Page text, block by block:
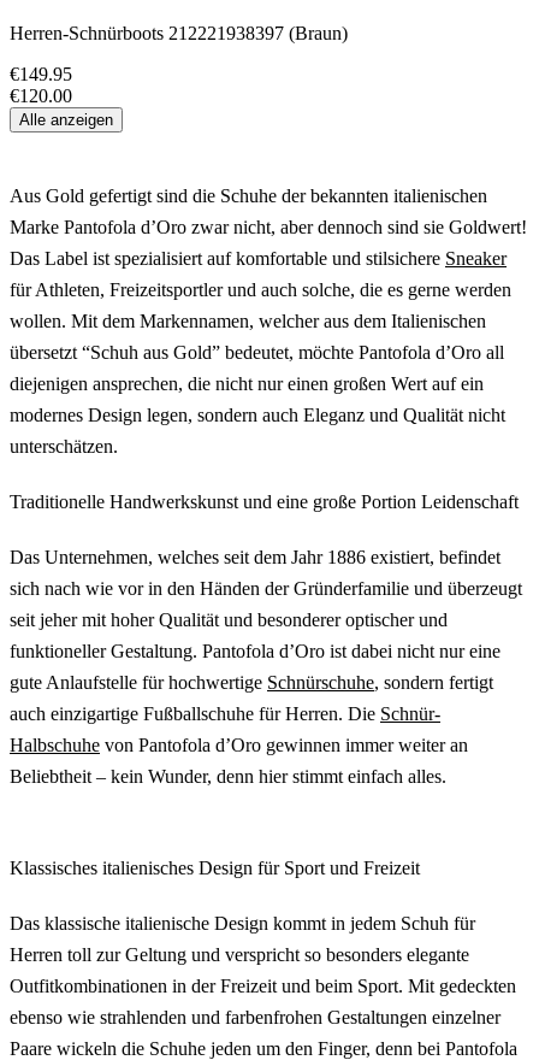
Herren-Schnürboots 212221938397 (Braun)
€149.95
€120.00
Alle anzeigen
Aus Gold gefertigt sind die Schuhe der bekannten italienischen
Marke Pantofola d’Oro zwar nicht, aber dennoch sind sie Goldwert!
Das Label ist spezialisiert auf komfortable und stilsichere Sneaker
für Athleten, Freizeitsportler und auch solche, die es gerne werden
wollen. Mit dem Markennamen, welcher aus dem Italienischen
übersetzt “Schuh aus Gold” bedeutet, möchte Pantofola d’Oro all
diejenigen ansprechen, die nicht nur einen großen Wert auf ein
modernes Design legen, sondern auch Eleganz und Qualität nicht
unterschätzen.
Traditionelle Handwerkskunst und eine große Portion Leidenschaft
Das Unternehmen, welches seit dem Jahr 1886 existiert, befindet
sich nach wie vor in den Händen der Gründerfamilie und überzeugt
seit jeher mit hoher Qualität und besonderer optischer und
funktioneller Gestaltung. Pantofola d’Oro ist dabei nicht nur eine
gute Anlaufstelle für hochwertige Schnürschuhe, sondern fertigt
auch einzigartige Fußballschuhe für Herren. Die Schnür-
Halbschuhe von Pantofola d’Oro gewinnen immer weiter an
Beliebtheit – kein Wunder, denn hier stimmt einfach alles.
Klassisches italienisches Design für Sport und Freizeit
Das klassische italienische Design kommt in jedem Schuh für
Herren toll zur Geltung und verspricht so besonders elegante
Outfitkombinationen in der Freizeit und beim Sport. Mit gedeckten
ebenso wie strahlenden und farbenfrohen Gestaltungen einzelner
Paare wickeln die Schuhe jeden um den Finger, denn bei Pantofola